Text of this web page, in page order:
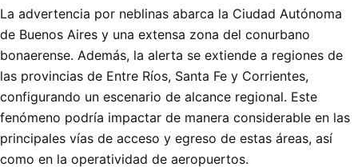
La advertencia por neblinas abarca la Ciudad Autónoma
de Buenos Aires y una extensa zona del conurbano
bonaerense. Además, la alerta se extiende a regiones de
las provincias de Entre Ríos, Santa Fe y Corrientes,
configurando un escenario de alcance regional. Este
fenómeno podría impactar de manera considerable en las
principales vías de acceso y egreso de estas áreas, así
como en la operatividad de aeropuertos.